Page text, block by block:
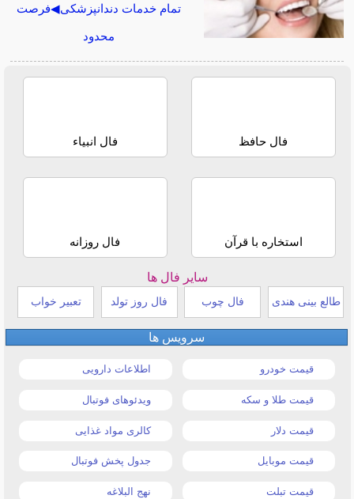
تمام خدمات دندانپزشکی◀فرصت
محدود
فال حافظ فال انبیاء
استخاره با قرآن فال روزانه
سایر فال ها
طالع بینی هندی فال چوب فال روز تولد تعبیر خواب
سرویس ها
قیمت خودرو اطلاعات دارویی
قیمت طلا و سکه ویدئوهای فوتبال
قیمت دلار کالری مواد غذایی
قیمت موبایل جدول پخش فوتبال
قیمت تبلت نهج البلاغه